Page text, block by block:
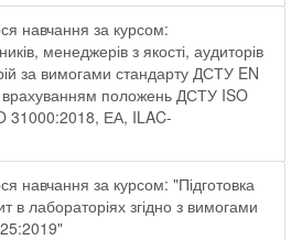
навчання за курсом:
менеджерів з якості, аудиторів
за вимогами стандарту ДСТУ EN
положень ДСТУ ISO
31000:2018, ЕА, ILAC-
навчання за курсом: "Підготовка
в лабораторіях згідно з вимогами